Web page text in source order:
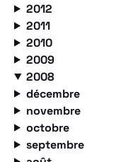
2012
2011
2010
2009
2008
décembre
novembre
octobre
septembre